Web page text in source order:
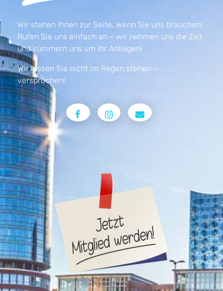
Wir stehen Ihnen zur Seite, wenn Sie uns brauchen!
Rufen Sie uns einfach an – wir nehmen uns die Zeit
und kümmern uns um Ihr Anliegen!
Wir lassen Sie nicht im Regen stehen –
versprochen!